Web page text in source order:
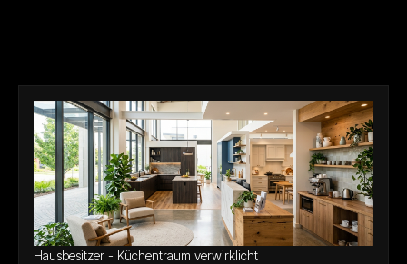
Hausbesitzer - Küchentraum verwirklicht